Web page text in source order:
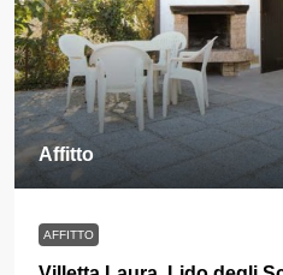
Affitto
AFFITTO